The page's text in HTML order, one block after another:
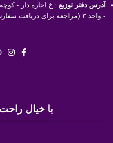
آدرس دفتر توزیع
- واحد ۳ (مراجعه برای دریافت سفارش فقط با هماهنگی قبلی)
با خیال